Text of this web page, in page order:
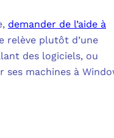
demander de l’aide à
relève plutôt d’une
des logiciels, ou
ses machines à